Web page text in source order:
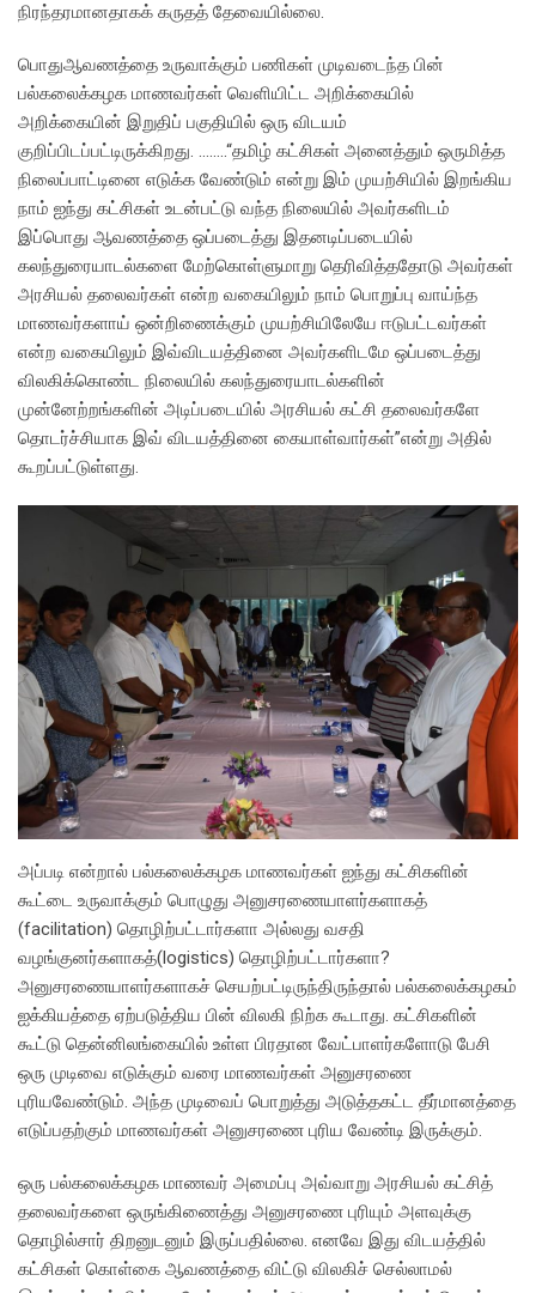
நிரந்தரமானதாகக் கருதத் தேவையில்லை.
பொதுஆவணத்தை உருவாக்கும் பணிகள் முடிவடைந்த பின்
பல்கலைக்கழக மாணவர்கள் வெளியிட்ட அறிக்கையில்
அறிக்கையின் இறுதிப் பகுதியில் ஒரு விடயம்
குறிப்பிடப்பட்டிருக்கிறது. ……..“தமிழ் கட்சிகள் அனைத்தும் ஒருமித்த
நிலைப்பாட்டினை எடுக்க வேண்டும் என்று இம் முயற்சியில் இறங்கிய
நாம் ஐந்து கட்சிகள் உடன்பட்டு வந்த நிலையில் அவர்களிடம்
இப்பொது ஆவணத்தை ஒப்படைத்து இதனடிப்படையில்
கலந்துரையாடல்களை மேற்கொள்ளுமாறு தெரிவித்ததோடு அவர்கள்
அரசியல் தலைவர்கள் என்ற வகையிலும் நாம் பொறுப்பு வாய்ந்த
மாணவர்களாய் ஒன்றிணைக்கும் முயற்சியிலேயே ஈடுபட்டவர்கள்
என்ற வகையிலும் இவ்விடயத்தினை அவர்களிடமே ஒப்படைத்து
விலகிக்கொண்ட நிலையில் கலந்துரையாடல்களின்
முன்னேற்றங்களின் அடிப்படையில் அரசியல் கட்சி தலைவர்களே
தொடர்ச்சியாக இவ் விடயத்தினை கையாள்வார்கள்”என்று அதில்
கூறப்பட்டுள்ளது.
அப்படி என்றால் பல்கலைக்கழக மாணவர்கள் ஐந்து கட்சிகளின்
கூட்டை உருவாக்கும் பொழுது அனுசரணையாளர்களாகத்
(facilitation) தொழிற்பட்டார்களா அல்லது வசதி
வழங்குனர்களாகத்(logistics) தொழிற்பட்டார்களா?
அனுசரணையாளர்களாகச் செயற்பட்டிருந்திருந்தால் பல்கலைக்கழகம்
ஐக்கியத்தை ஏற்படுத்திய பின் விலகி நிற்க கூடாது. கட்சிகளின்
கூட்டு தென்னிலங்கையில் உள்ள பிரதான வேட்பாளர்களோடு பேசி
ஒரு முடிவை எடுக்கும் வரை மாணவர்கள் அனுசரணை
புரியவேண்டும். அந்த முடிவைப் பொறுத்து அடுத்தகட்ட தீர்மானத்தை
எடுப்பதற்கும் மாணவர்கள் அனுசரணை புரிய வேண்டி இருக்கும்.
ஒரு பல்கலைக்கழக மாணவர் அமைப்பு அவ்வாறு அரசியல் கட்சித்
தலைவர்களை ஒருங்கிணைத்து அனுசரணை புரியும் அளவுக்கு
தொழில்சார் திறனுடனும் இருப்பதில்லை. எனவே இது விடயத்தில்
கட்சிகள் கொள்கை ஆவணத்தை விட்டு விலகிச் செல்லாமல்